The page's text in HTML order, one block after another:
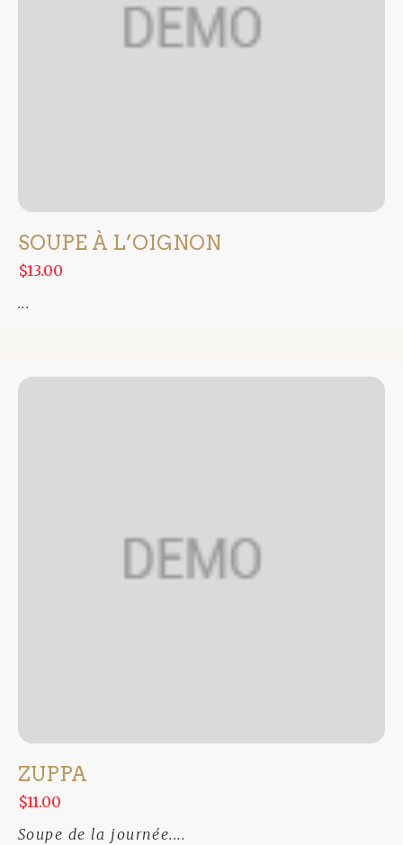
SOUPE À L’OIGNON
$13.00
...
ZUPPA
$11.00
Soupe de la journée....